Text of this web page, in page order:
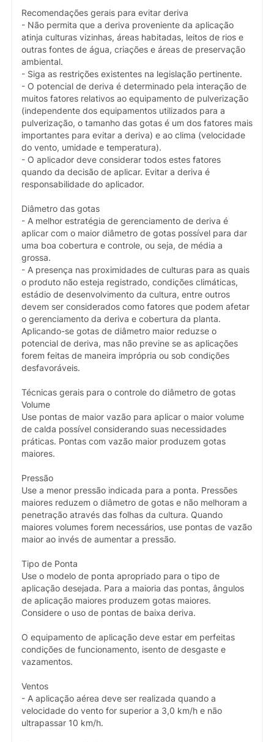
Recomendações gerais para evitar deriva
- Não permita que a deriva proveniente da aplicação
atinja culturas vizinhas, áreas habitadas, leitos de rios e
outras fontes de água, criações e áreas de preservação
ambiental.
- Siga as restrições existentes na legislação pertinente.
- O potencial de deriva é determinado pela interação de
muitos fatores relativos ao equipamento de pulverização
(independente dos equipamentos utilizados para a
pulverização, o tamanho das gotas é um dos fatores mais
importantes para evitar a deriva) e ao clima (velocidade
do vento, umidade e temperatura).
- O aplicador deve considerar todos estes fatores
quando da decisão de aplicar. Evitar a deriva é
responsabilidade do aplicador.
Diâmetro das gotas
- A melhor estratégia de gerenciamento de deriva é
aplicar com o maior diâmetro de gotas possível para dar
uma boa cobertura e controle, ou seja, de média a
grossa.
- A presença nas proximidades de culturas para as quais
o produto não esteja registrado, condições climáticas,
estádio de desenvolvimento da cultura, entre outros
devem ser considerados como fatores que podem afetar
o gerenciamento da deriva e cobertura da planta.
Aplicando-se gotas de diâmetro maior reduzse o
potencial de deriva, mas não previne se as aplicações
forem feitas de maneira imprópria ou sob condições
desfavoráveis.
Técnicas gerais para o controle do diâmetro de gotas
Volume
Use pontas de maior vazão para aplicar o maior volume
de calda possível considerando suas necessidades
práticas. Pontas com vazão maior produzem gotas
maiores.
Pressão
Use a menor pressão indicada para a ponta. Pressões
maiores reduzem o diâmetro de gotas e não melhoram a
penetração através das folhas da cultura. Quando
maiores volumes forem necessários, use pontas de vazão
maior ao invés de aumentar a pressão.
Tipo de Ponta
Use o modelo de ponta apropriado para o tipo de
aplicação desejada. Para a maioria das pontas, ângulos
de aplicação maiores produzem gotas maiores.
Considere o uso de pontas de baixa deriva.
O equipamento de aplicação deve estar em perfeitas
condições de funcionamento, isento de desgaste e
vazamentos.
Ventos
- A aplicação aérea deve ser realizada quando a
velocidade do vento for superior a 3,0 km/h e não
ultrapassar 10 km/h.